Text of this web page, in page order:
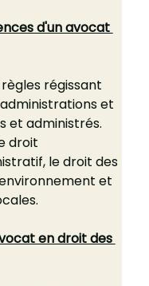
d'un avocat
régissant
et
et administrés.
droit
le droit des
et
en droit des